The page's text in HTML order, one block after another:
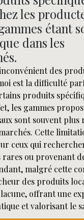
les
étant
dans les
des
est la difficulté
produits
les gammes
sont souvent plus
Cette
ceux qui
ou provenant
malgré cette
des produits
offrant une
et valorisant le